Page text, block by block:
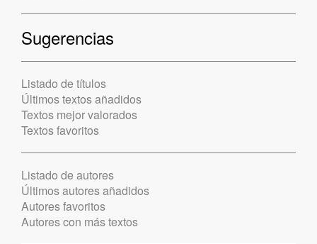
Sugerencias
Listado de títulos
Últimos textos añadidos
Textos mejor valorados
Textos favoritos
Listado de autores
Últimos autores añadidos
Autores favoritos
Autores con más textos